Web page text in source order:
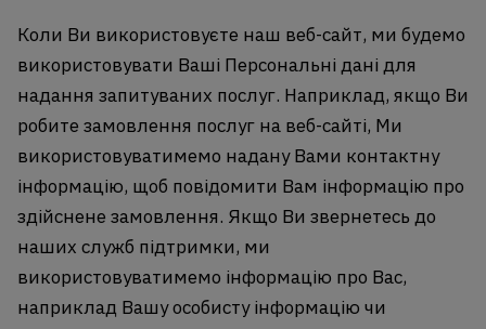
Коли Ви використовуєте наш веб-сайт, ми будемо
використовувати Ваші Персональні дані для
надання запитуваних послуг. Наприклад, якщо Ви
робите замовлення послуг на веб-сайті, Ми
використовуватимемо надану Вами контактну
інформацію, щоб повідомити Вам інформацію про
здійснене замовлення. Якщо Ви звернетесь до
наших служб підтримки, ми
використовуватимемо інформацію про Вас,
наприклад Вашу особисту інформацію чи